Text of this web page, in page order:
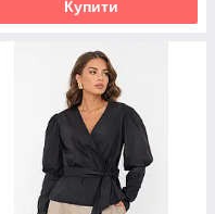
Купити